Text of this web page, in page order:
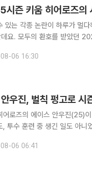
즌 키움 히어로즈의
있는 각종 논란이 하루가 멀
죠. 당시 키움 히어로즈는 그야말로 기적
육성의 철학’만으로 한국시리
06 16:30
우진, 벌칙 펑고로 시
어로즈의 에이스 안우진(25)
, 투수 훈련 중 생긴 일도 아니
5일 “안우진이 지난 2일부터
06 06:41